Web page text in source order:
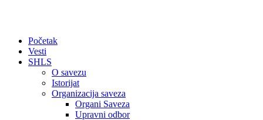
Početak
Vesti
SHLS
O savezu
Istorijat
Organizacija saveza
Organi Saveza
Upravni odbor